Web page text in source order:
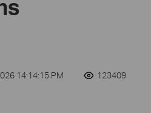
14:14:15 PM 123409